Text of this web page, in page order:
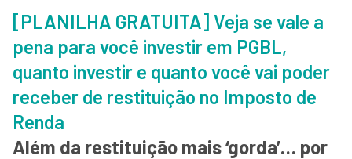
[PLANILHA GRATUITA] Veja se vale a
pena para você investir em PGBL,
quanto investir e quanto você vai poder
receber de restituição no Imposto de
Renda
Além da restituição mais ‘gorda’… por